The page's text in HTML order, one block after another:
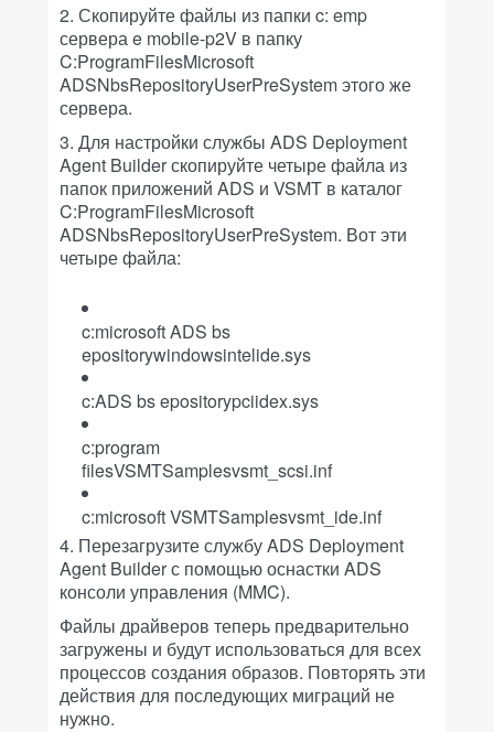
2. Скопируйте файлы из папки c: emp
сервера e mobile-p2V в папку
C:ProgramFilesMicrosoft
ADSNbsRepositoryUserPreSystem этого же
сервера.
3. Для настройки службы ADS Deployment
Agent Builder скопируйте четыре файла из
папок приложений ADS и VSMT в каталог
C:ProgramFilesMicrosoft
ADSNbsRepositoryUserPreSystem. Вот эти
четыре файла:
c:microsoft ADS bs
epositorywindowsintelide.sys
c:ADS bs epositorypciidex.sys
c:program
filesVSMTSamplesvsmt_scsi.inf
c:microsoft VSMTSamplesvsmt_ide.inf
4. Перезагрузите службу ADS Deployment
Agent Builder с помощью оснастки ADS
консоли управления (MMC).
Файлы драйверов теперь предварительно
загружены и будут использоваться для всех
процессов создания образов. Повторять эти
действия для последующих миграций не
нужно.